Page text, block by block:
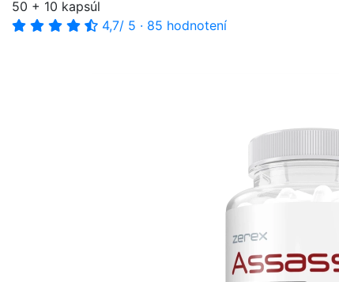
50 + 10 kapsúl
4,7/ 5 · 85 hodnotení